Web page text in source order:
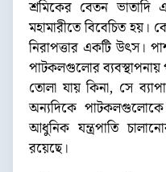
শ্রমিকের বেতন
মহামারীতে বিবেচিত হয়।
নিরাপত্তার একটি উৎস।
পাটকলগুলোর ব্যবস্থাপনায়
তোলা যায় কিনা, সে
অন্যদিকে
আধুনিক যন্ত্রপাতি
রয়েছে।